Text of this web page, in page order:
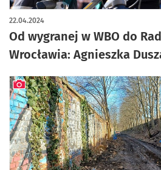
Od wygranej w WBO do
Wrocławia: Agnieszka
22.04.2024